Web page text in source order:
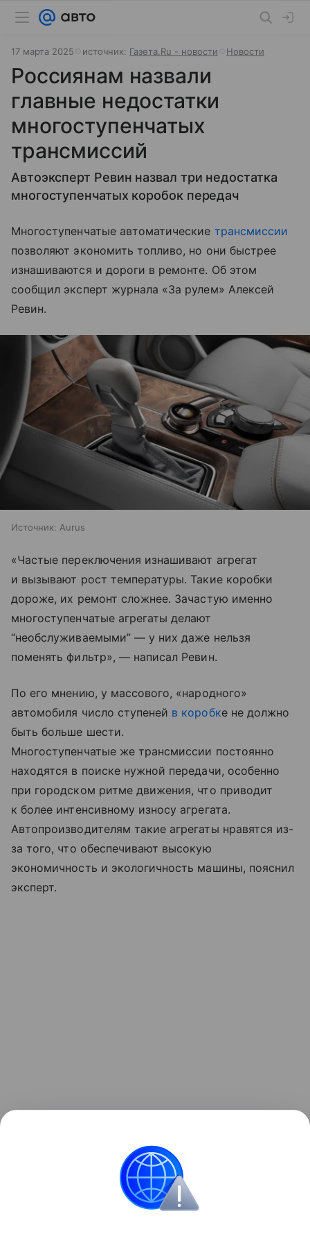
17 марта 2025 источник: Газета.Ru - новости Новости
Россиянам назвали
главные недостатки
многоступенчатых
трансмиссий
Автоэксперт Ревин назвал три недостатка
многоступенчатых коробок передач
Многоступенчатые автоматические трансмиссии
позволяют экономить топливо, но они быстрее
изнашиваются и дороги в ремонте. Об этом
сообщил эксперт журнала «За рулем» Алексей
Ревин.
Источник: Aurus
«Частые переключения изнашивают агрегат
и вызывают рост температуры. Такие коробки
дороже, их ремонт сложнее. Зачастую именно
многоступенчатые агрегаты делают
“необслуживаемыми” — у них даже нельзя
поменять фильтр», — написал Ревин.
По его мнению, у массового, «народного»
автомобиля число ступеней в коробке не должно
быть больше шести.
Многоступенчатые же трансмиссии постоянно
находятся в поиске нужной передачи, особенно
при городском ритме движения, что приводит
к более интенсивному износу агрегата.
Автопроизводителям такие агрегаты нравятся из-
за того, что обеспечивают высокую
экономичность и экологичность машины, пояснил
эксперт.